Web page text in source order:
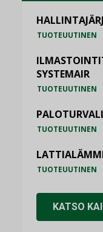
TUOTEUUTINEN
SYSTEMAIR
TUOTEUUTINEN
TUOTEUUTINEN
TUOTEUUTINEN
KATSO